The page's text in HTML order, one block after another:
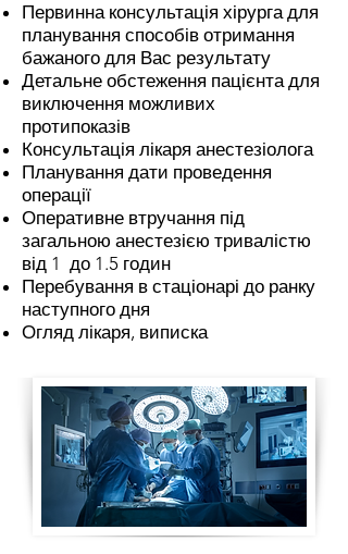
Первинна консультація хірурга для
планування способів отримання
бажаного для Вас результату
Детальне обстеження пацієнта для
виключення можливих
протипоказів
Консультація лікаря анестезіолога
Планування дати проведення
операції
Оперативне втручання під
загальною анестезією тривалістю
від 1 до 1.5 годин
Перебування в стаціонарі до ранку
наступного дня
Огляд лікаря, виписка